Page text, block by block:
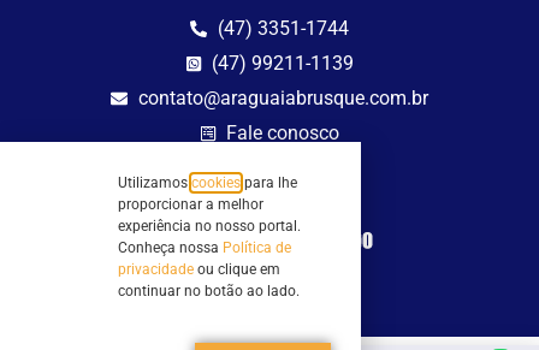
(47) 3351-1744
(47) 99211-1139
contato@araguaiabrusque.com.br
Fale conosco
Site seguro
Utilizamos cookies para lhe
proporcionar a melhor
experiência no nosso portal.
Conheça nossa Política de
privacidade ou clique em
continuar no botão ao lado.